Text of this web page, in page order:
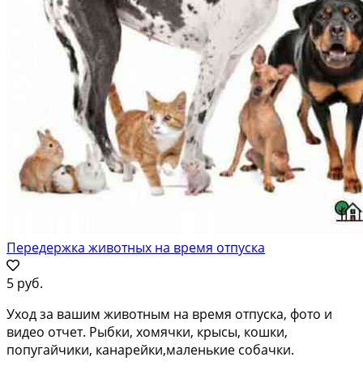
Передержка животных на время отпуска
5 руб.
Уход за вашим животным на время отпуска, фото и
видео отчет. Рыбки, хомячки, крысы, кошки,
попугайчики, канарейки,маленькие собачки.